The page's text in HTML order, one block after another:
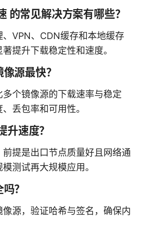
的常见解决方案有哪些？
VPN、CDN缓存和本地缓存
提升下载稳定性和速度。
源最快？
个镜像源的下载速率与稳定
丢包率和可用性。
升速度？
提是出口节点质量好且网络通
测试再大规模应用。
？
源，验证哈希与签名，确保内